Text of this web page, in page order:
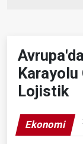
Lojistik
Ekonomi